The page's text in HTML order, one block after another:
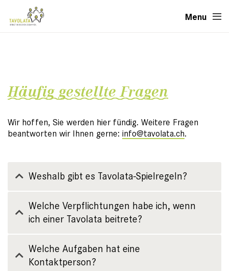
Menu
Häufig gestellte Fragen
Wir hoffen, Sie werden hier fündig. Weitere Fragen
beantworten wir Ihnen gerne: info@tavolata.ch.
Weshalb gibt es Tavolata-Spielregeln?
Welche Verpflichtungen habe ich, wenn
ich einer Tavolata beitrete?
Welche Aufgaben hat eine
Kontaktperson?